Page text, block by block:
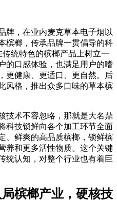
牌，在业内麦克草本电子烟以
槟榔，传承品牌一贯倡导的科
统特色的槟榔产品上树立一
的口感体验，也满足用户的嗜
更健康、更适口、更自然。后
风格，推出众多口味的草本槟
技术不容忽略，那就是大名鼎
科技锁鲜向各个加工环节全面
、鲜爽的高品质槟榔，锁鲜槟
养和更多活性物质。这个关键
统认知，对整个行业也有着巨
槟榔产业，硬核技